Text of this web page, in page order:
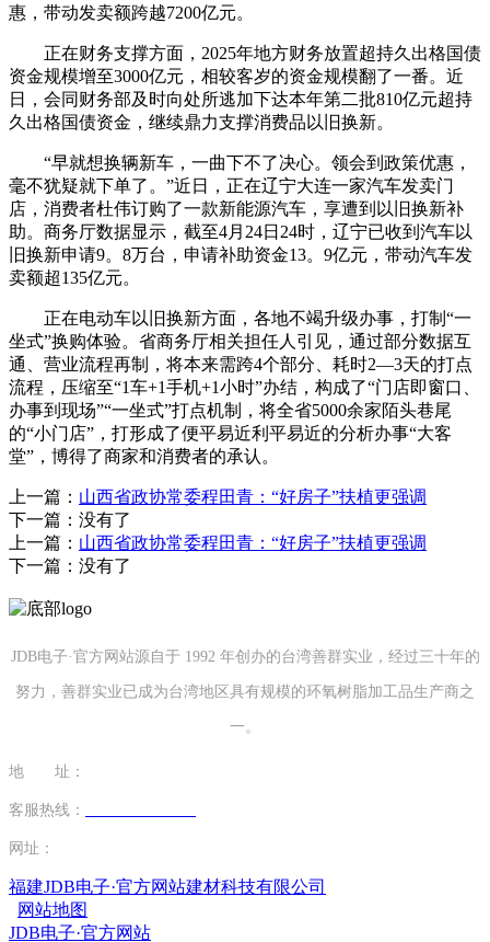
惠，带动发卖额跨越7200亿元。
正在财务支撑方面，2025年地方财务放置超持久出格国债
资金规模增至3000亿元，相较客岁的资金规模翻了一番。近
日，会同财务部及时向处所逃加下达本年第二批810亿元超持
久出格国债资金，继续鼎力支撑消费品以旧换新。
“早就想换辆新车，一曲下不了决心。领会到政策优惠，
毫不犹疑就下单了。”近日，正在辽宁大连一家汽车发卖门
店，消费者杜伟订购了一款新能源汽车，享遭到以旧换新补
助。商务厅数据显示，截至4月24日24时，辽宁已收到汽车以
旧换新申请9。8万台，申请补助资金13。9亿元，带动汽车发
卖额超135亿元。
正在电动车以旧换新方面，各地不竭升级办事，打制“一
坐式”换购体验。省商务厅相关担任人引见，通过部分数据互
通、营业流程再制，将本来需跨4个部分、耗时2—3天的打点
流程，压缩至“1车+1手机+1小时”办结，构成了“门店即窗口、
办事到现场”“一坐式”打点机制，将全省5000余家陌头巷尾
的“小门店”，打形成了便平易近利平易近的分析办事“大客
堂”，博得了商家和消费者的承认。
上一篇： 山西省政协常委程田青：“好房子”扶植更强调
下一篇：没有了
上一篇： 山西省政协常委程田青：“好房子”扶植更强调
下一篇：没有了
JDB电子·官方网站源自于 1992 年创办的台湾善群实业，经过三十年的
努力，善群实业已成为台湾地区具有规模的环氧树脂加工品生产商之
一。
地 址：
客服热线：
网址：
福建JDB电子·官方网站建材科技有限公司
网站地图
JDB电子·官方网站